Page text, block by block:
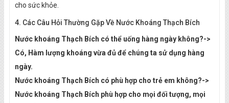
cho sức khỏe.
4. Các Câu Hỏi Thường Gặp Về Nước Khoáng Thạch Bích
Nước khoáng Thạch Bích có thể uống hàng ngày không?->
Có, Hàm lượng khoáng vừa đủ để chúng ta sử dụng hàng
ngày.
Nước khoáng Thạch Bích có phù hợp cho trẻ em không?->
Nước khoáng Thạch Bích phù hợp cho mọi đối tượng, mọi